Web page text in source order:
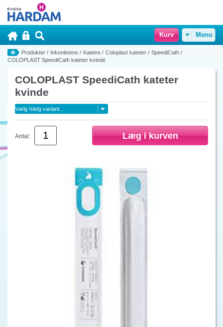
Kurv Menu
Produkter / Inkontinens / Katetre / Coloplast kateter / SpeediCath /
COLOPLAST SpeediCath kateter kvinde
COLOPLAST SpeediCath kateter
kvinde
Antal: